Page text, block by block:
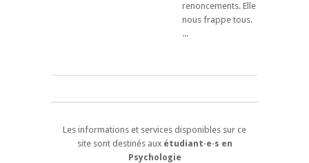
renoncements. Elle
nous frappe tous.
...
Les informations et services disponibles sur ce
site sont destinés aux étudiant·e·s en
Psychologie